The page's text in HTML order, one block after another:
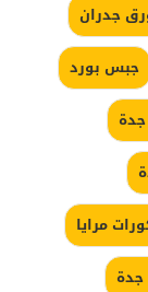
جدران
جبس بورد
مرايا